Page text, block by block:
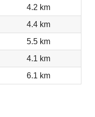
4.2 km
4.4 km
5.5 km
4.1 km
6.1 km